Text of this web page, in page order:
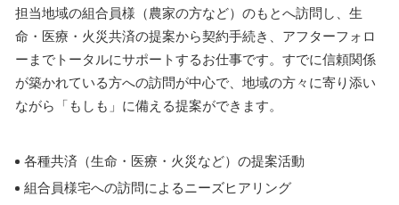
担当地域の組合員様（農家の方など）のもとへ訪問し、生
命・医療・火災共済の提案から契約手続き、アフターフォロ
ーまでトータルにサポートするお仕事です。すでに信頼関係
が築かれている方への訪問が中心で、地域の方々に寄り添い
ながら「もしも」に備える提案ができます。
各種共済（生命・医療・火災など）の提案活動
組合員様宅への訪問によるニーズヒアリング